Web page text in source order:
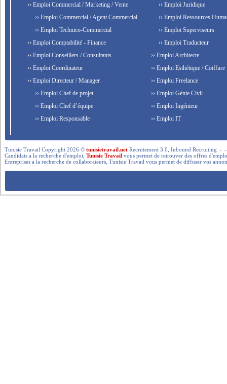
›› Emploi Commercial / Marketing / Vente
›› Emploi Commercial / Agent Commercial
›› Emploi Technico-Commercial
›› Emploi Comptabilité - Finance
›› Emploi Conseillers / Consultants
›› Emploi Coordinateur
›› Emploi Directeur / Manager
›› Emploi Chef de projet
›› Emploi Chef d’équipe
›› Emploi Responsable
›› Emploi Juridique
›› Emploi Ressources
›› Emploi Superviseurs
›› Emploi Traducteur
›› Emploi Architecte
›› Emploi Esthétique / Coiffure
›› Emploi Freelance
›› Emploi Génie Civil
›› Emploi Ingénieur
›› Emploi IT
Tunisie Travail Copyright 2026 ©tunisietravail.net Recrutement 3.0, Inbound Recruiting .-
Candidats a la recherche d'emploi,Tunisie Travail vous permet de retrouver des offres
Entreprises a la recherche de collaborateurs, Tunisie Travail vous permet de diffuser vos